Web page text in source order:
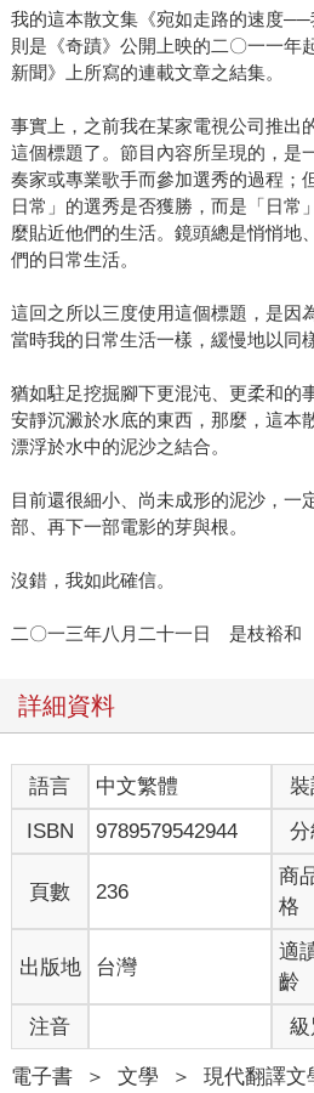
我的這本散文集《宛如走路的速度──
則是《奇蹟》公開上映的二〇一一年
新聞》上所寫的連載文章之結集。
事實上，之前我在某家電視公司推出
這個標題了。節目內容所呈現的，是
奏家或專業歌手而參加選秀的過程；
日常」的選秀是否獲勝，而是「日常
麼貼近他們的生活。鏡頭總是悄悄地
們的日常生活。
這回之所以三度使用這個標題，是因
當時我的日常生活一樣，緩慢地以同
猶如駐足挖掘腳下更混沌、更柔和的
安靜沉澱於水底的東西，那麼，這本
漂浮於水中的泥沙之結合。
目前還很細小、尚未成形的泥沙，一
部、再下一部電影的芽與根。
沒錯，我如此確信。
二〇一三年八月二十一日 是枝裕和
詳細資料
語言 中文繁體
ISBN
9789579542944 分
頁數 236
商
格
出版地 台灣
適
齡
注音 級
電子書 ＞ 文學 ＞ 現代翻譯文